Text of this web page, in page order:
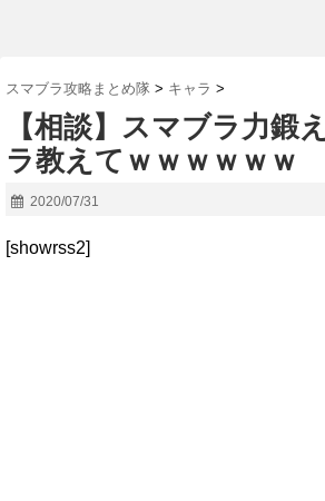
スマブラ攻略まとめ隊 > キャラ >
【相談】スマブラ力鍛
ラ教えてｗｗｗｗｗｗ
2020/07/31
[showrss2]